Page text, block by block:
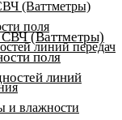
(Ваттметры)
поля
линий передач
и влажности
(Ваттметры)
поля
линий